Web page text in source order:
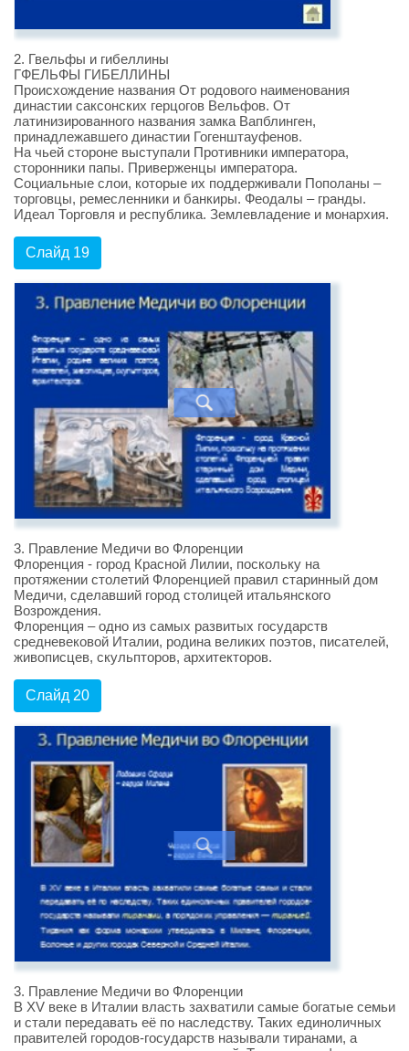
2. Гвельфы и гибеллины
ГФЕЛЬФЫ ГИБЕЛЛИНЫ
Происхождение названия От родового наименования
династии саксонских герцогов Вельфов. От
латинизированного названия замка Вапблинген,
принадлежавшего династии Гогенштауфенов.
На чьей стороне выступали Противники императора,
сторонники папы. Приверженцы императора.
Социальные слои, которые их поддерживали Пополаны –
торговцы, ремесленники и банкиры. Феодалы – гранды.
Идеал Торговля и республика. Землевладение и монархия.
Слайд 19
3. Правление Медичи во Флоренции
Флоренция - город Красной Лилии, поскольку на
протяжении столетий Флоренцией правил старинный дом
Медичи, сделавший город столицей итальянского
Возрождения.
Флоренция – одно из самых развитых государств
средневековой Италии, родина великих поэтов, писателей,
живописцев, скульпторов, архитекторов.
Слайд 20
3. Правление Медичи во Флоренции
В XV веке в Италии власть захватили самые богатые семьи
и стали передавать её по наследству. Таких единоличных
правителей городов-государств называли тиранами, а